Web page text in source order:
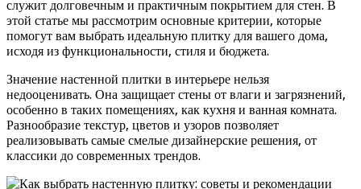
служит долговечным и практичным покрытием для стен. В
этой статье мы рассмотрим основные критерии, которые
помогут вам выбрать идеальную плитку для вашего дома,
исходя из функциональности, стиля и бюджета.
Значение настенной плитки в интерьере нельзя
недооценивать. Она защищает стены от влаги и загрязнений,
особенно в таких помещениях, как кухня и ванная комната.
Разнообразие текстур, цветов и узоров позволяет
реализовывать самые смелые дизайнерские решения, от
классики до современных трендов.